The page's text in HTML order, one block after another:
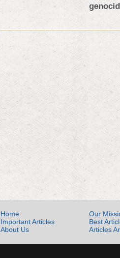
Home
Important Articles
About Us
Our
Best
Articles